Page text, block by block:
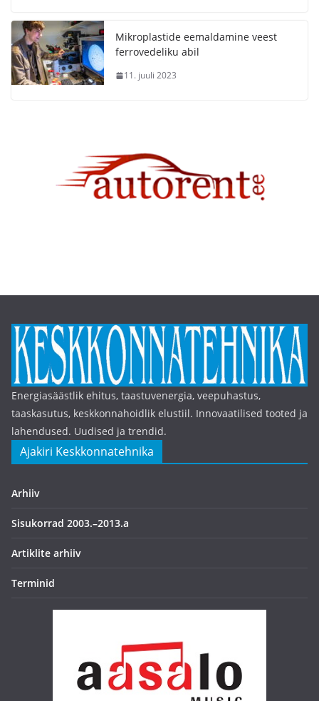
Mikroplastide eemaldamine veest
ferrovedeliku abil
11. juuli 2023
Energiasäästlik ehitus, taastuvenergia, veepuhastus,
taaskasutus, keskkonnahoidlik elustiil. Innovaatilised tooted ja
lahendused. Uudised ja trendid.
Ajakiri Keskkonnatehnika
Arhiiv
Sisukorrad 2003.–2013.a
Artiklite arhiiv
Terminid